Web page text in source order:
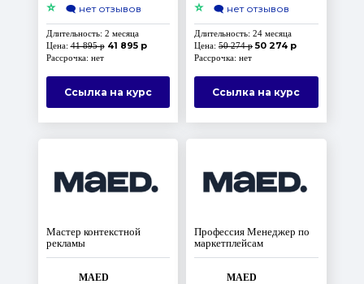
⭐ 🗨️ нет отзывов
Длительность: 2 месяца
Цена:41 895 р 41 895 р
Рассрочка: нет
Ссылка на курс
⭐ 🗨️ нет отзывов
Длительность: 24 месяца
Цена: 50 274 р 50 274 р
Рассрочка: нет
Ссылка на курс
Мастер контекстной
рекламы
MAED
Профессия Менеджер по
маркетплейсам
MAED